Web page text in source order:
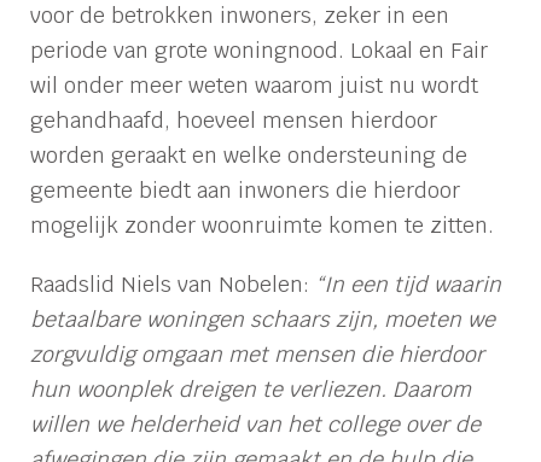
voor de betrokken inwoners, zeker in een
periode van grote woningnood. Lokaal en Fair
wil onder meer weten waarom juist nu wordt
gehandhaafd, hoeveel mensen hierdoor
worden geraakt en welke ondersteuning de
gemeente biedt aan inwoners die hierdoor
mogelijk zonder woonruimte komen te zitten.
Raadslid Niels van Nobelen: “In een tijd waarin
betaalbare woningen schaars zijn, moeten we
zorgvuldig omgaan met mensen die hierdoor
hun woonplek dreigen te verliezen. Daarom
willen we helderheid van het college over de